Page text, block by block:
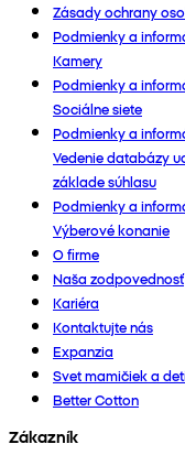
Zásady ochrany
Podmienky a
Kamery
Podmienky a
Sociálne siete
Podmienky a
Vedenie databázy
základe súhlasu
Podmienky a
Výberové konanie
O firme
Naša zodpovednosť
Kariéra
Kontaktujte nás
Expanzia
Svet mamičiek a
Better Cotton
Zákazník